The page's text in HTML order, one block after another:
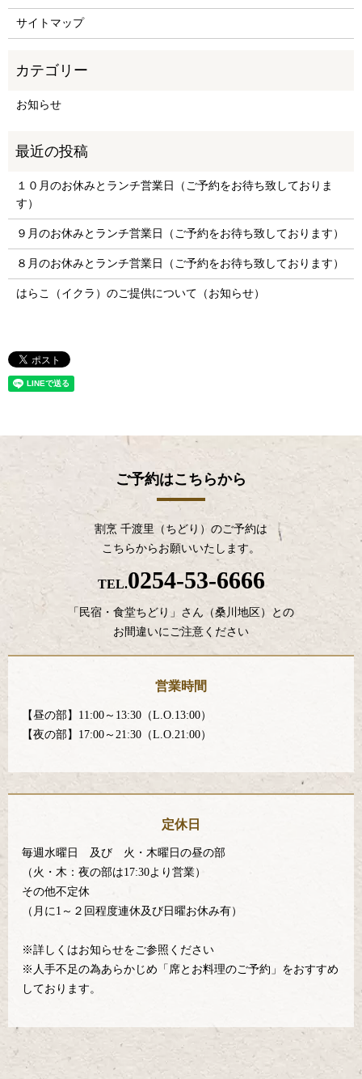
サイトマップ
お知らせ
１０月のお休みとランチ営業日（ご予約をお待ち致しておりま
す）
９月のお休みとランチ営業日（ご予約をお待ち致しております）
８月のお休みとランチ営業日（ご予約をお待ち致しております）
はらこ（イクラ）のご提供について（お知らせ）
ご予約はこちらから
割烹 千渡里（ちどり）のご予約は
こちらからお願いいたします。
TEL.0254-53-6666
「民宿・食堂ちどり」さん（桑川地区）との
お間違いにご注意ください
営業時間
【昼の部】11:00～13:30（L.O.13:00）
【夜の部】17:00～21:30（L.O.21:00）
定休日
毎週水曜日 及び 火・木曜日の昼の部
（火・木：夜の部は17:30より営業）
その他不定休
（月に1～２回程度連休及び日曜お休み有）
※詳しくはお知らせをご参照ください
※人手不足の為あらかじめ「席とお料理のご予約」をおすすめ
しております。